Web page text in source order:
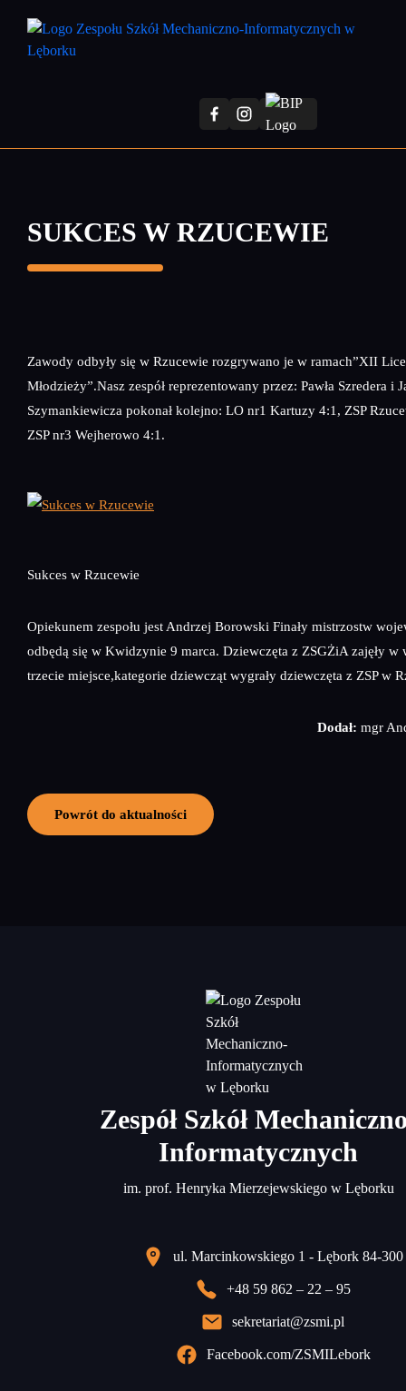
treści
SUKCES W RZUCEWIE
Zawody odbyły się w Rzucewie rozgrywano je w ramach”XII
Młodzieży”.Nasz zespół reprezentowany przez: Pawła Szredera i
Szymankiewicza pokonał kolejno: LO nr1 Kartuzy 4:1, ZSP
ZSP nr3 Wejherowo 4:1.
Sukces w Rzucewie
Opiekunem zespołu jest Andrzej Borowski Finały mistrzostw
odbędą się w Kwidzynie 9 marca. Dziewczęta z ZSGŻiA zajęły w
trzecie miejsce,kategorie dziewcząt wygrały dziewczęta z ZSP w
Dodał: mgr
Powrót do aktualności
Zespół Szkół
Informatycznych
im. prof. Henryka Mierzejewskiego w Lęborku
ul. Marcinkowskiego 1 - Lębork 84-300
+48 59 862 – 22 – 95
sekretariat@zsmi.pl
Facebook.com/ZSMILebork